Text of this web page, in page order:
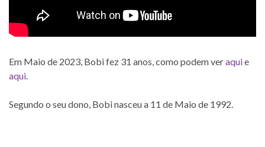
Em Maio de 2023, Bobi fez 31 anos, como podem veraquie
aqui
Segundo o seu dono, Bobi nasceu a 11 de Maio de 1992.